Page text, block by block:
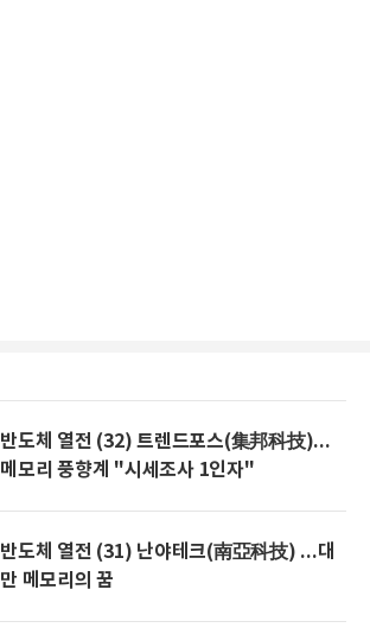
반도체 열전 (32) 트렌드포스(集邦科技)...
메모리 풍향계 "시세조사 1인자"
반도체 열전 (31) 난야테크(南亞科技) ...대
만 메모리의 꿈